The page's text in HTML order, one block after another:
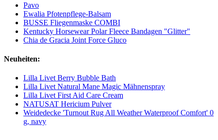
Pavo
Ewalia Pfotenpflege-Balsam
BUSSE Fliegenmaske COMBI
Kentucky Horsewear Polar Fleece Bandagen "Glitter"
Chia de Gracia Joint Force Gluco
Neuheiten:
Lilla Livet Berry Bubble Bath
Lilla Livet Natural Mane Magic Mähnenspray
Lilla Livet First Aid Care Cream
NATUSAT Hericium Pulver
Weidedecke 'Turnout Rug All Weather Waterproof Comfort' 0
g, navy